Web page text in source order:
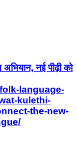
अभियान, नई पीढ़ी को
language-
kulethi-
the-new-